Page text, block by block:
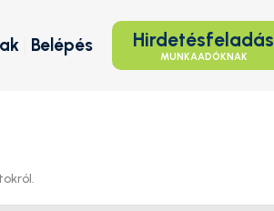
Hirdetésfeladás
MUNKAADÓKNAK
Belépés